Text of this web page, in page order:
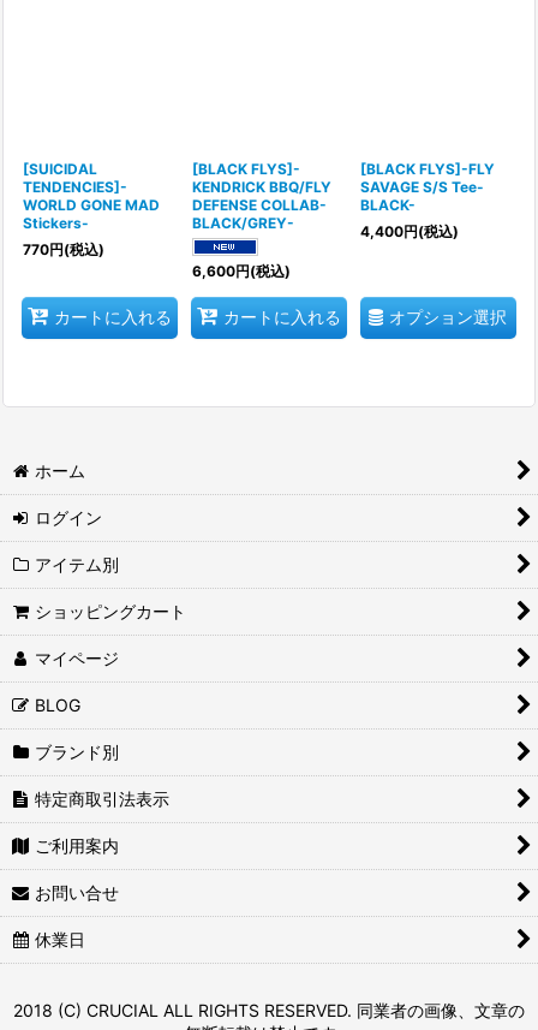
[SUICIDAL
TENDENCIES]-
WORLD GONE MAD
Stickers-
770円(税込)
カートに入れる
[BLACK FLYS]-
KENDRICK BBQ/FLY
DEFENSE COLLAB-
BLACK/GREY-
6,600円(税込)
カートに入れる
[BLACK FLYS]-FLY
SAVAGE S/S Tee-
BLACK-
4,400円(税込)
オプション選択
ホーム
ログイン
アイテム別
ショッピングカート
マイページ
BLOG
ブランド別
特定商取引法表示
ご利用案内
お問い合せ
休業日
2018 (C) CRUCIAL ALL RIGHTS RESERVED. 同業者の画像、文章の